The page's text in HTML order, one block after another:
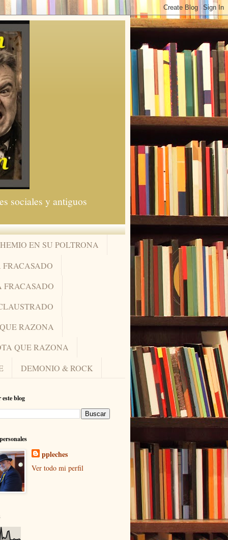
sociales y antiguos
EN SU POLTRONA
FRACASADO
FRACASADO
RAZONA
QUE RAZONA
DEMONIO & ROCK
este blog
ppleches
Ver todo mi perfil